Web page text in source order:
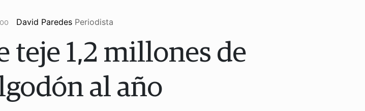
David Paredes Periodista
teje 1,2 millones de
al año